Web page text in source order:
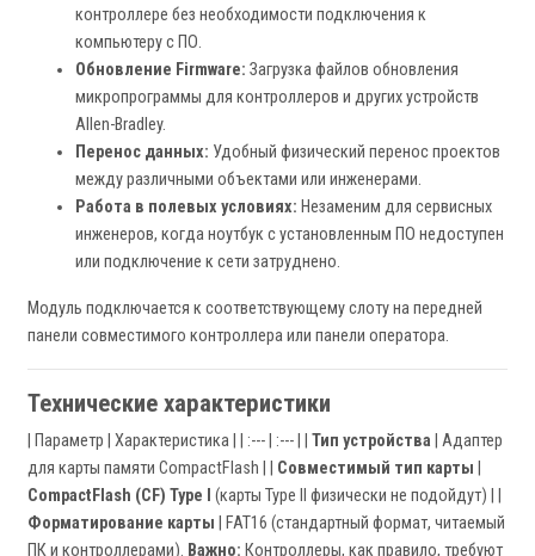
контроллере без необходимости подключения к
компьютеру с ПО.
Обновление Firmware: Загрузка файлов обновления
микропрограммы для контроллеров и других устройств
Allen-Bradley.
Перенос данных: Удобный физический перенос проектов
между различными объектами или инженерами.
Работа в полевых условиях: Незаменим для сервисных
инженеров, когда ноутбук с установленным ПО недоступен
или подключение к сети затруднено.
Модуль подключается к соответствующему слоту на передней
панели совместимого контроллера или панели оператора.
Технические характеристики
| Параметр | Характеристика | | :--- | :--- | | Тип устройства | Адаптер
для карты памяти CompactFlash | | Совместимый тип карты
CompactFlash (CF) Type I
(карты Type II физически не подойдут) | |
Форматирование карты | FAT16 (стандартный формат, читаемый
ПК и контроллерами). Важно: Контроллеры, как правило, требуют